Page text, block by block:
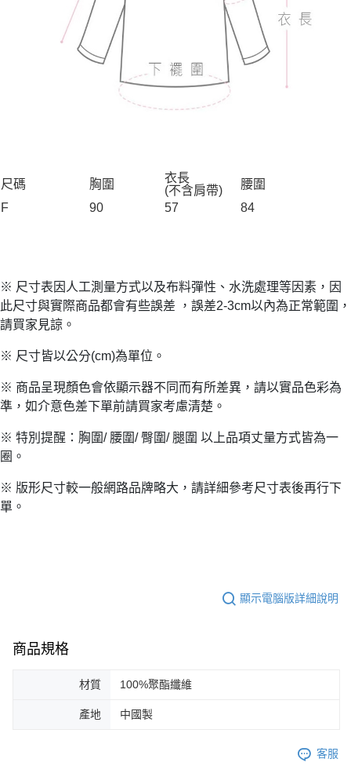
尺碼 胸圍
衣長
(不含肩帶)
腰圍
F
90 57 84
※ 尺寸表因人工測量方式以及布料彈性、水洗處理等因素，因
此尺寸與實際商品都會有些誤差 ，誤差2-3cm以內為正常範圍，
請買家見諒。
※ 尺寸皆以公分(cm)為單位。
※ 商品呈現顏色會依顯示器不同而有所差異，請以實品色彩為
準，如介意色差下單前請買家考慮清楚。
※ 特別提醒：胸圍/ 腰圍/ 臀圍/ 腿圍 以上品項丈量方式皆為一
圈。
※ 版形尺寸較一般網路品牌略大，請詳細參考尺寸表後再行下
單。
顯示電腦版詳細說明
商品規格
材質 100%聚酯纖維
產地 中國製
客服